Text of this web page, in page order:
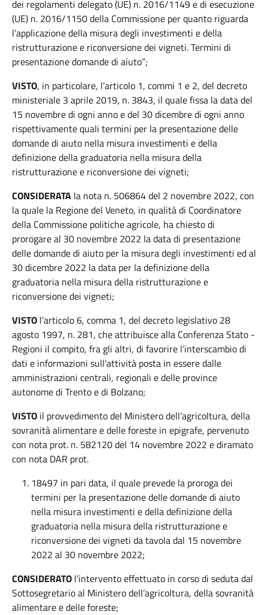
dei regolamenti delegato (UE) n. 2016/1149 e di esecuzione
(UE) n. 2016/1150 della Commissione per quanto riguarda
l’applicazione della misura degli investimenti e della
ristrutturazione e riconversione dei vigneti. Termini di
presentazione domande di aiuto”;
VISTO, in particolare, l’articolo 1, commi 1 e 2, del decreto
ministeriale 3 aprile 2019, n. 3843, il quale fissa la data del
15 novembre di ogni anno e del 30 dicembre di ogni anno
rispettivamente quali termini per la presentazione delle
domande di aiuto nella misura investimenti e della
definizione della graduatoria nella misura della
ristrutturazione e riconversione dei vigneti;
CONSIDERATA la nota n. 506864 del 2 novembre 2022, con
la quale la Regione del Veneto, in qualità di Coordinatore
della Commissione politiche agricole, ha chiesto di
prorogare al 30 novembre 2022 la data di presentazione
delle domande di aiuto per la misura degli investimenti ed al
30 dicembre 2022 la data per la definizione della
graduatoria nella misura della ristrutturazione e
riconversione dei vigneti;
VISTO l’articolo 6, comma 1, del decreto legislativo 28
agosto 1997, n. 281, che attribuisce alla Conferenza Stato -
Regioni il compito, fra gli altri, di favorire l’interscambio di
dati e informazioni sull’attività posta in essere dalle
amministrazioni centrali, regionali e delle province
autonome di Trento e di Bolzano;
VISTO il provvedimento del Ministero dell’agricoltura, della
sovranità alimentare e delle foreste in epigrafe, pervenuto
con nota prot. n. 582120 del 14 novembre 2022 e diramato
con nota DAR prot.
18497 in pari data, il quale prevede la proroga dei
termini per la presentazione delle domande di aiuto
nella misura investimenti e della definizione della
graduatoria nella misura della ristrutturazione e
riconversione dei vigneti da tavola dal 15 novembre
2022 al 30 novembre 2022;
CONSIDERATO l’intervento effettuato in corso di seduta dal
Sottosegretario al Ministero dell’agricoltura, della sovranità
alimentare e delle foreste;